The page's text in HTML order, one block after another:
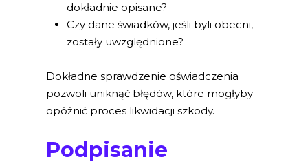
dokładnie opisane?
Czy dane świadków, jeśli byli obecni,
zostały uwzględnione?
Dokładne sprawdzenie oświadczenia
pozwoli uniknąć błędów, które mogłyby
opóźnić proces likwidacji szkody.
Podpisanie